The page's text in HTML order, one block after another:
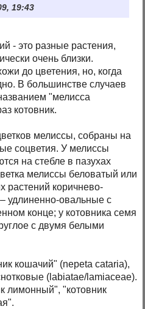
19:43
- это разные растения,
очень близки.
до цветения, но, когда
В большинстве случаев
"мелисса
котовник.
мелиссы, собраны на
соцветия. У мелиссы
на стебле в пазухах
мелиссы беловатый или
растений коричнево-
удлиненно-овальные с
конце; у котовника семя
с двумя белыми
кошачий" (nepeta cataria),
(labiatae/lamiaceae).
лимонный", "котовник